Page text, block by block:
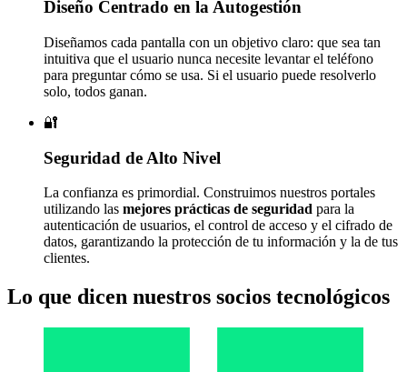
Diseño Centrado en la Autogestión
Diseñamos cada pantalla con un objetivo claro: que sea tan
intuitiva que el usuario nunca necesite levantar el teléfono
para preguntar cómo se usa. Si el usuario puede resolverlo
solo, todos ganan.
🔐
Seguridad de Alto Nivel
La confianza es primordial. Construimos nuestros portales
utilizando las mejores prácticas de seguridad para la
autenticación de usuarios, el control de acceso y el cifrado de
datos, garantizando la protección de tu información y la de tus
clientes.
Lo que dicen nuestros socios tecnológicos